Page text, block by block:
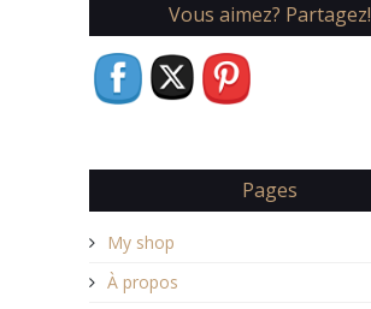
Vous aimez? Partagez!
Pages
My shop
À propos